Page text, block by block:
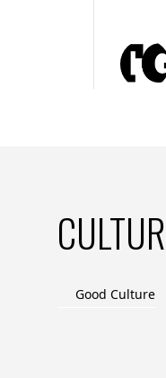
●
Good Culture